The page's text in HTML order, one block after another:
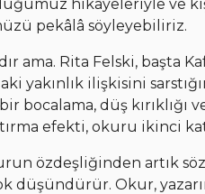
hikâyeleriyle ve
pekâlâ söyleyebiliriz.
ama. Rita Felski, başta
yakınlık ilişkisini
bocalama, düş kırıklığı
efekti, okuru ikinci
özdeşliğinden artık
düşündürür. Okur,